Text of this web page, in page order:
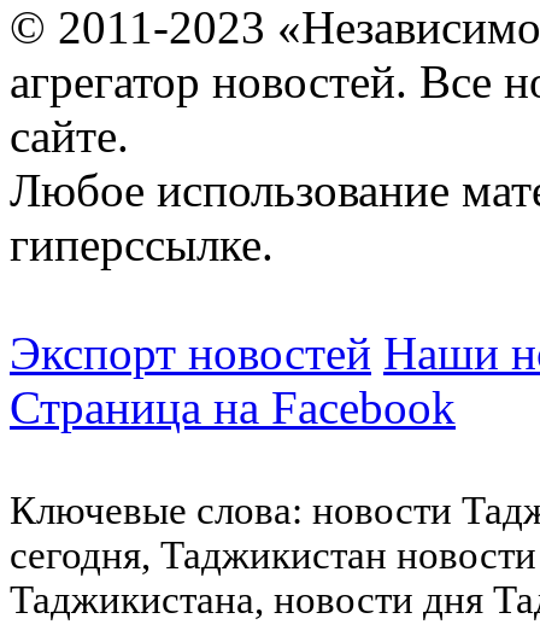
© 2011-2023
агрегатор новостей. Все
сайте.
Любое использование
гиперссылке.
Экспорт новостей Наши
Страница на Facebook
Ключевые слова: новости
сегодня, Таджикистан
Таджикистана, новости дня